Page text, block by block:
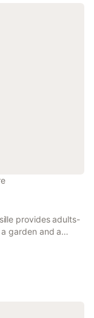
provides adults-
garden and a
the bed and